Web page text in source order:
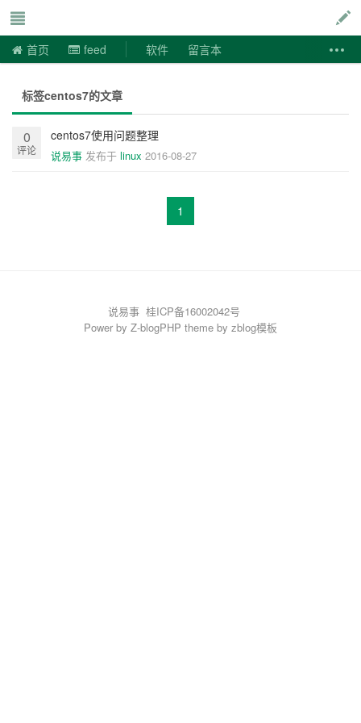
首页 feed 软件 留言本
标签centos7的文章
0
评论
centos7使用问题整理
说易事 发布于 linux 2016-08-27
1
说易事 桂ICP备16002042号
Power by Z-blogPHP theme by zblog模板